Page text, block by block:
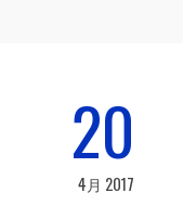
20
4月 2017